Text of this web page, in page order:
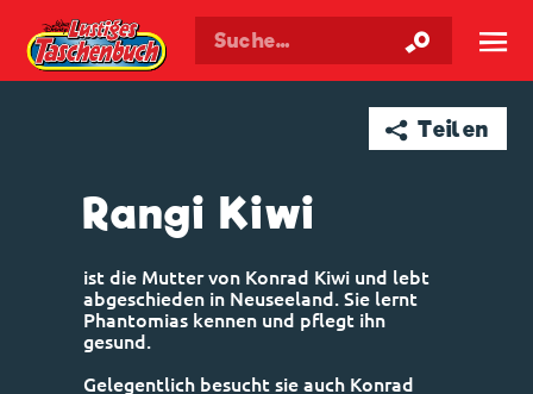
Walt Disneys Taschenbuch ☰
➦ Teilen
Rangi Kiwi
ist die Mutter von Konrad Kiwi und lebt
abgeschieden in Neuseeland. Sie lernt
Phantomias kennen und pflegt ihn
gesund.
Gelegentlich besucht sie auch Konrad